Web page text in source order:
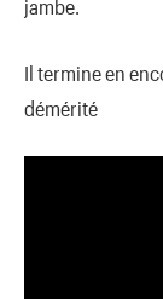
jambe.
Il termine en
démérité